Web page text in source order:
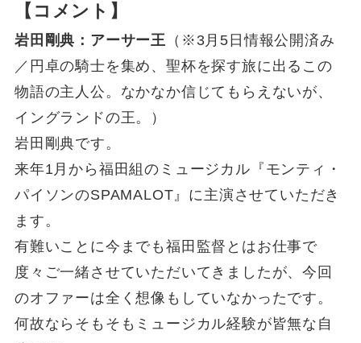
【コメント】
岩田剛典：アーサー王 （※3月5日情報公開済み
／円卓の騎士を集め、聖杯を探す旅に出るこの
物語の主人公。なかなか信じてもらえないが、
イングランドの王。）
岩田剛典です。
来年1月から福田組のミュージカル『モンティ・
パイソンのSPAMALOT』に主演させていただき
ます。
有難いことに今までも福田監督とはお仕事で
度々ご一緒させていただいてきましたが、今回
のオファーは全く想像もしていなかったです。
何故ならそもそもミュージカル経験が皆無な自